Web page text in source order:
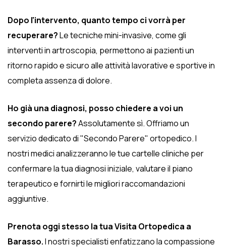
Dopo l'intervento, quanto tempo ci vorrà per
recuperare?Le tecniche mini-invasive, come gli
interventi in artroscopia, permettono ai pazienti un
ritorno rapido e sicuro alle attività lavorative e sportive in
completa assenza di dolore.
Ho già una diagnosi, posso chiedere a voi un
secondo parere?Assolutamente sì. Offriamo un
servizio dedicato di "Secondo Parere" ortopedico. I
nostri medici analizzeranno le tue cartelle cliniche per
confermare la tua diagnosi iniziale, valutare il piano
terapeutico e fornirti le migliori raccomandazioni
aggiuntive.
Prenota oggi stesso la tua Visita Ortopedica a
Barasso.I nostri specialisti enfatizzano la compassione